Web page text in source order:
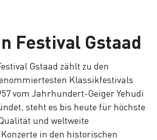
Festival Gstaad
Gstaad zählt zu den
Klassikfestivals
vom Jahrhundert-Geiger Yehudi
steht es bis heute für höchste
und weltweite
in den historischen